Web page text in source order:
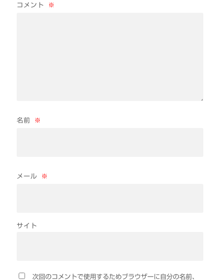
コメント ※
名前 ※
メール ※
サイト
次回のコメントで使用するためブラウザーに自分の名前、